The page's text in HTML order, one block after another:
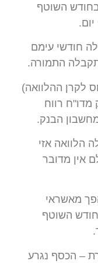
עימם
ההלוואה)
הבנק.
אזי
נגרע